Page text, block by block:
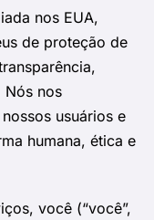
nos EUA,
de proteção de
Nós nos
usuários e
humana, ética e
você (“você”,